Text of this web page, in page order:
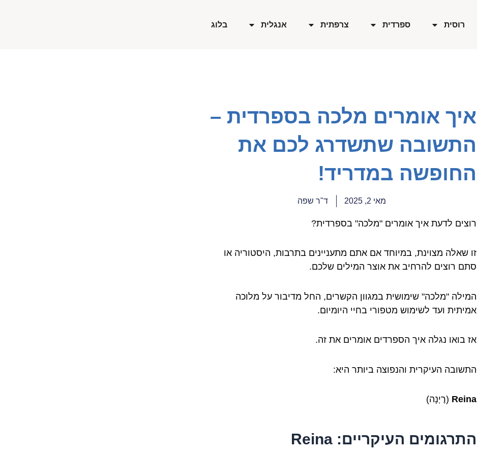
רוסית ספרדית צרפתית אנגלית בלוג
איך אומרים מלכה בספרדית –
התשובה שתשדרג לכם את
החופשה במדריד!
מאי 2, 2025 ד"ר שפה
רוצים לדעת איך אומרים "מלכה" בספרדית?
זו שאלה מצוינת, במיוחד אם אתם מתעניינים בתרבות, היסטוריה או
סתם רוצים להרחיב את אוצר המילים שלכם.
המילה "מלכה" שימושית במגוון הקשרים, החל מדיבור על מלוכה
אמיתית ועד לשימוש מטפורי בחיי היומיום.
אז בואו נגלה איך הספרדים אומרים את זה.
התשובה העיקרית והנפוצה ביותר היא:
Reina (רֶיְנָה)
התרגומים העיקריים: Reina